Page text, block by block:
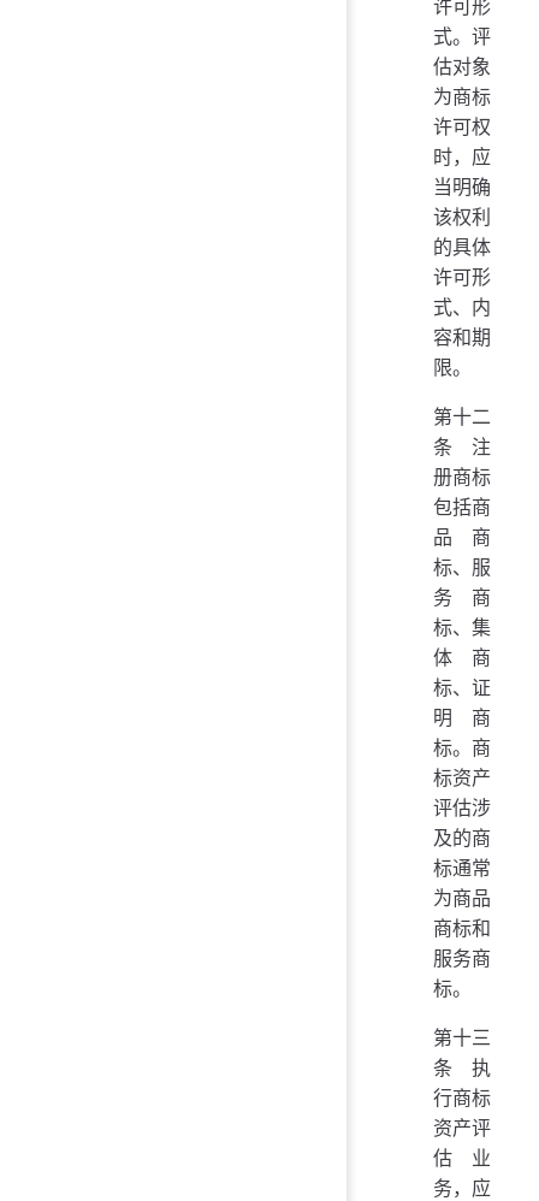
许可形
式。评
估对象
为商标
许可权
时，应
当明确
该权利
的具体
许可形
式、内
容和期
限。
第十二
条 注
册商标
包括商
品商
标、服
务商
标、集
体商
标、证
明商
标。商
标资产
评估涉
及的商
标通常
为商品
商标和
服务商
标。
第十三
条 执
行商标
资产评
估业
务，应